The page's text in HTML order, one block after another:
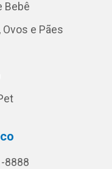
Bebê
e Pães
8888